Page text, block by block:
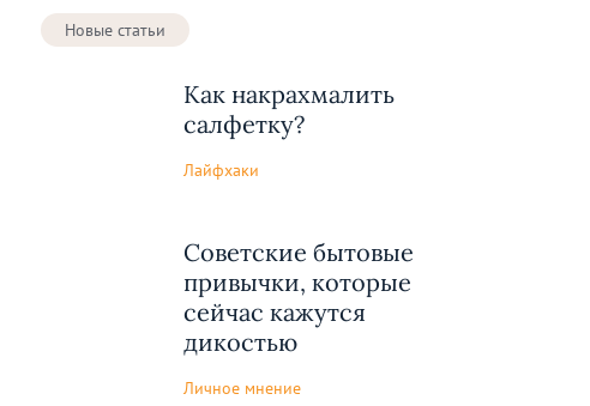
Новые статьи
Как накрахмалить
салфетку?
Лайфхаки
Советские бытовые
привычки, которые
сейчас кажутся
дикостью
Личное мнение